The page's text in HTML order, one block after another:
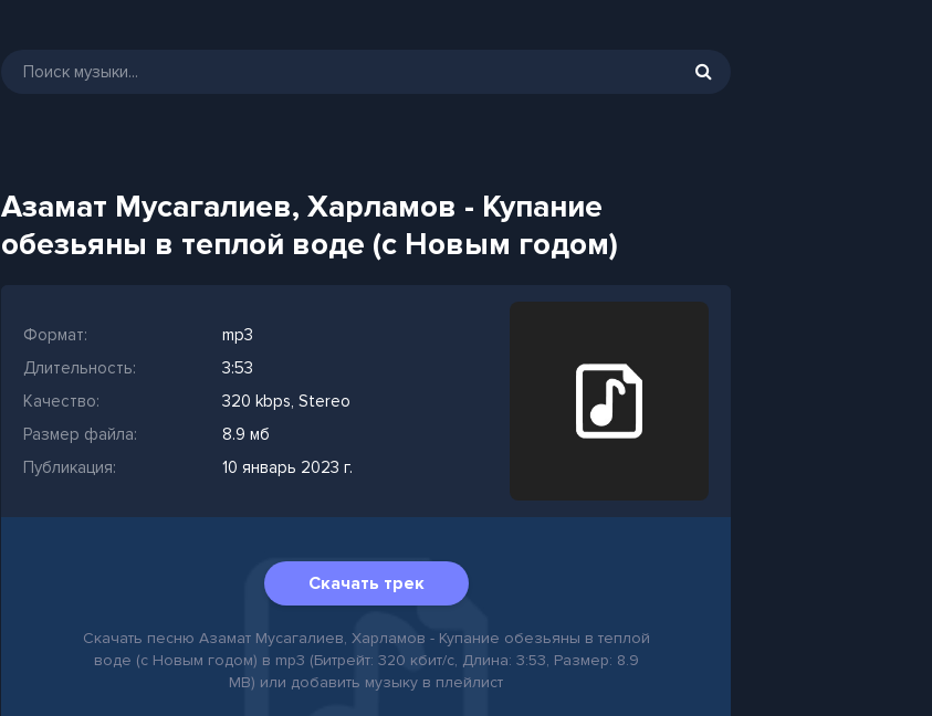
Азамат Мусагалиев, Харламов - Купание
обезьяны в теплой воде (с Новым годом)
Формат:
mp3
Длительность:
3:53
Качество:
320 kbps, Stereo
Размер файла:
8.9 мб
Публикация:
10 январь 2023 г.
Скачать трек
Скачать песню Азамат Мусагалиев, Харламов - Купание обезьяны в теплой
воде (с Новым годом) в mp3 (Битрейт: 320 кбит/с, Длина: 3:53, Размер: 8.9
MB) или добавить музыку в плейлист